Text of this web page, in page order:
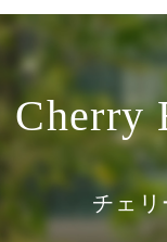
Cherry
チェ